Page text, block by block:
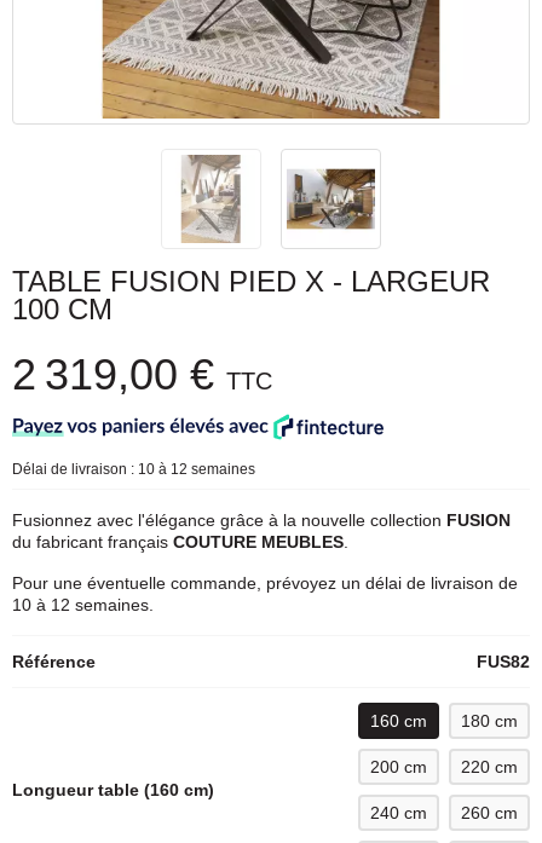
TABLE FUSION PIED X - LARGEUR
100 CM
2 319,00 € TTC
Délai de livraison : 10 à 12 semaines
Fusionnez avec l'élégance grâce à la nouvelle collection FUSION
du fabricant français COUTURE MEUBLES
Pour une éventuelle commande, prévoyez un délai de livraison de
10 à 12 semaines.
Référence FUS82
Longueur table (160 cm)
160 cm 180 cm
200 cm 220 cm
240 cm 260 cm